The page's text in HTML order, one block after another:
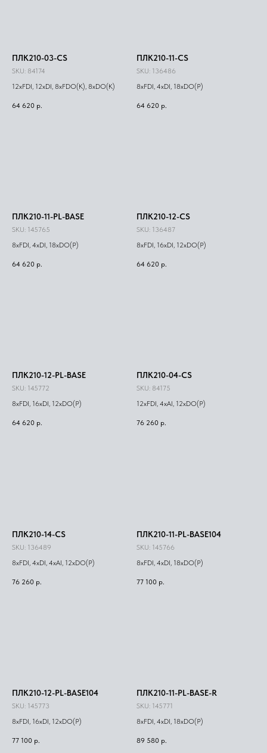
ПЛК210-03-CS
SKU: 84174
12xFDI, 12xDI, 8xFDO(K), 8xDO(K)
64 620 р.
ПЛК210-11-CS
SKU: 136486
8xFDI, 4xDI, 18xDO(Р)
64 620 р.
ПЛК210-11-PL-BASE
SKU: 145765
8xFDI, 4xDI, 18xDO(Р)
64 620 р.
ПЛК210-12-CS
SKU: 136487
8xFDI, 16xDI, 12xDO(Р)
64 620 р.
ПЛК210-12-PL-BASE
SKU: 145772
8xFDI, 16xDI, 12xDO(Р)
64 620 р.
ПЛК210-04-CS
SKU: 84175
12xFDI, 4xAI, 12xDO(Р)
76 260 р.
ПЛК210-14-CS
SKU: 136489
8xFDI, 4xDI, 4xAI, 12xDO(Р)
76 260 р.
ПЛК210-11-PL-BASE104
SKU: 145766
8xFDI, 4xDI, 18xDO(Р)
77 100 р.
ПЛК210-12-PL-BASE104
SKU: 145773
8xFDI, 16xDI, 12xDO(Р)
77 100 р.
ПЛК210-11-PL-BASE-R
SKU: 145771
8xFDI, 4xDI, 18xDO(Р)
89 580 р.